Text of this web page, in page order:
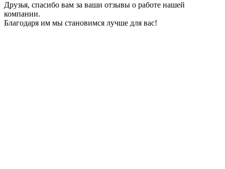
Друзья, спасибо вам за ваши отзывы о работе нашей
компании.
Благодаря им мы становимся лучше для вас!